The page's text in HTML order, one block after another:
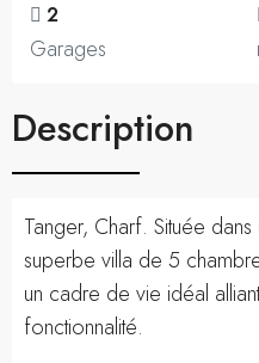
2
Garages
Description
Tanger, Charf. Située
superbe villa de 5
un cadre de vie idéal
fonctionnalité.